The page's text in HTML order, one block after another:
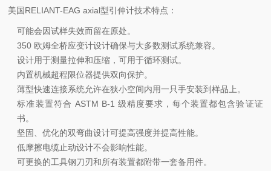
美国RELIANT-EAG axial型引伸计技术特点：
可能会因试样失效而留在原处。
350 欧姆全桥应变计设计确保与大多数测试系统兼容。
设计用于测量拉伸和压缩，可用于循环测试。
内置机械超程限位器提供双向保护。
薄型快速连接系统允许在狭小空间内用一只手安装到样品上。
标准装置符合 ASTM B-1 级精度要求，每个装置都包含验证证
书。
坚固、优化的双弯曲设计可提高强度并提高性能。
低摩擦电缆止动设计不会影响性能。
可更换的工具钢刀刃和所有装置都附带一套备用件。